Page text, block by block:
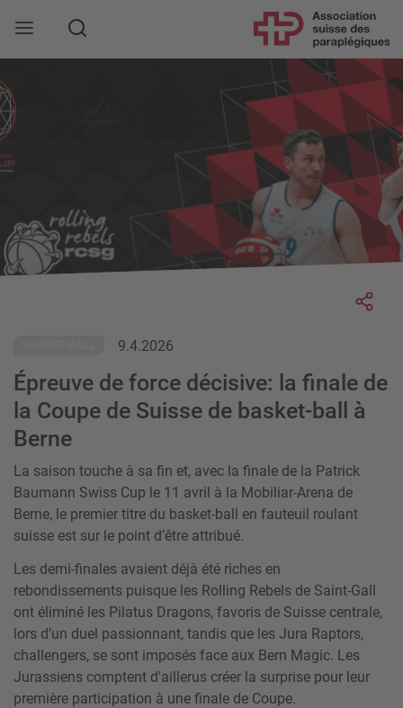
Rechercher
9.4.2026
Épreuve de force décisive: la finale de
la Coupe de Suisse de basket-ball à
Berne
La saison touche à sa fin et, avec la finale de la Patrick
Baumann Swiss Cup le 11 avril à la Mobiliar-Arena de
Berne, le premier titre du basket-ball en fauteuil roulant
suisse est sur le point d’être attribué.
Les demi-finales avaient déjà été riches en
rebondissements puisque les Rolling Rebels de Saint-Gall
ont éliminé les Pilatus Dragons, favoris de Suisse centrale,
lors d’un duel passionnant, tandis que les Jura Raptors,
challengers, se sont imposés face aux Bern Magic. Les
Jurassiens comptent d'aillerus créer la surprise pour leur
première participation à une finale de Coupe.